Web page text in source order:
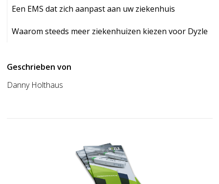
Een EMS dat zich aanpast aan uw ziekenhuis
Waarom steeds meer ziekenhuizen kiezen voor Dyzle
Geschrieben von
Danny Holthaus